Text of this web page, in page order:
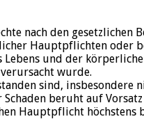
nach den gesetzlichen
Hauptpflichten oder
und der
wurde.
sind, insbesondere
beruht auf
Hauptpflicht höchstens